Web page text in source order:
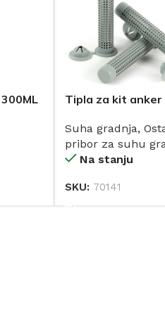
Tipla za kit anker
Suha gradnja,
pribor za suhu
Na stanju
SKU: 70141